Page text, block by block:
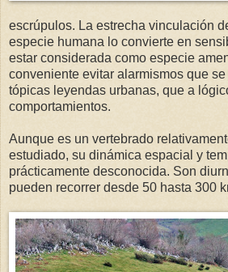
escrúpulos. La estrecha vinculación
especie humana lo convierte en
estar considerada como especie
conveniente evitar alarmismos que
tópicas leyendas urbanas, que a
comportamientos.
Aunque es un vertebrado
estudiado, su dinámica espacial y
prácticamente desconocida. Son
pueden recorrer desde 50 hasta 300